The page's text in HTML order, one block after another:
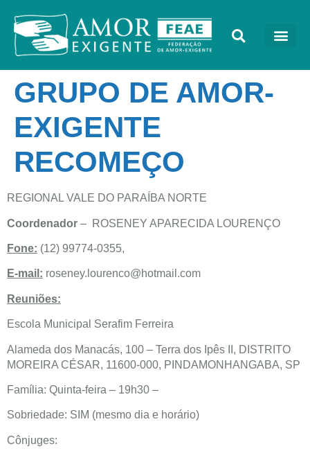
GRUPO DE AMOR-
EXIGENTE
RECOMEÇO
REGIONAL VALE DO PARAÍBA NORTE
Coordenador – ROSENEY APARECIDA LOURENÇO
Fone: (12) 99774-0355,
E-mail: roseney.lourenco@hotmail.com
Reuniões:
Escola Municipal Serafim Ferreira
Alameda dos Manacás, 100 – Terra dos Ipês II, DISTRITO
MOREIRA CÉSAR, 11600-000, PINDAMONHANGABA, SP
Família: Quinta-feira – 19h30 –
Sobriedade: SIM (mesmo dia e horário)
Cônjuges: